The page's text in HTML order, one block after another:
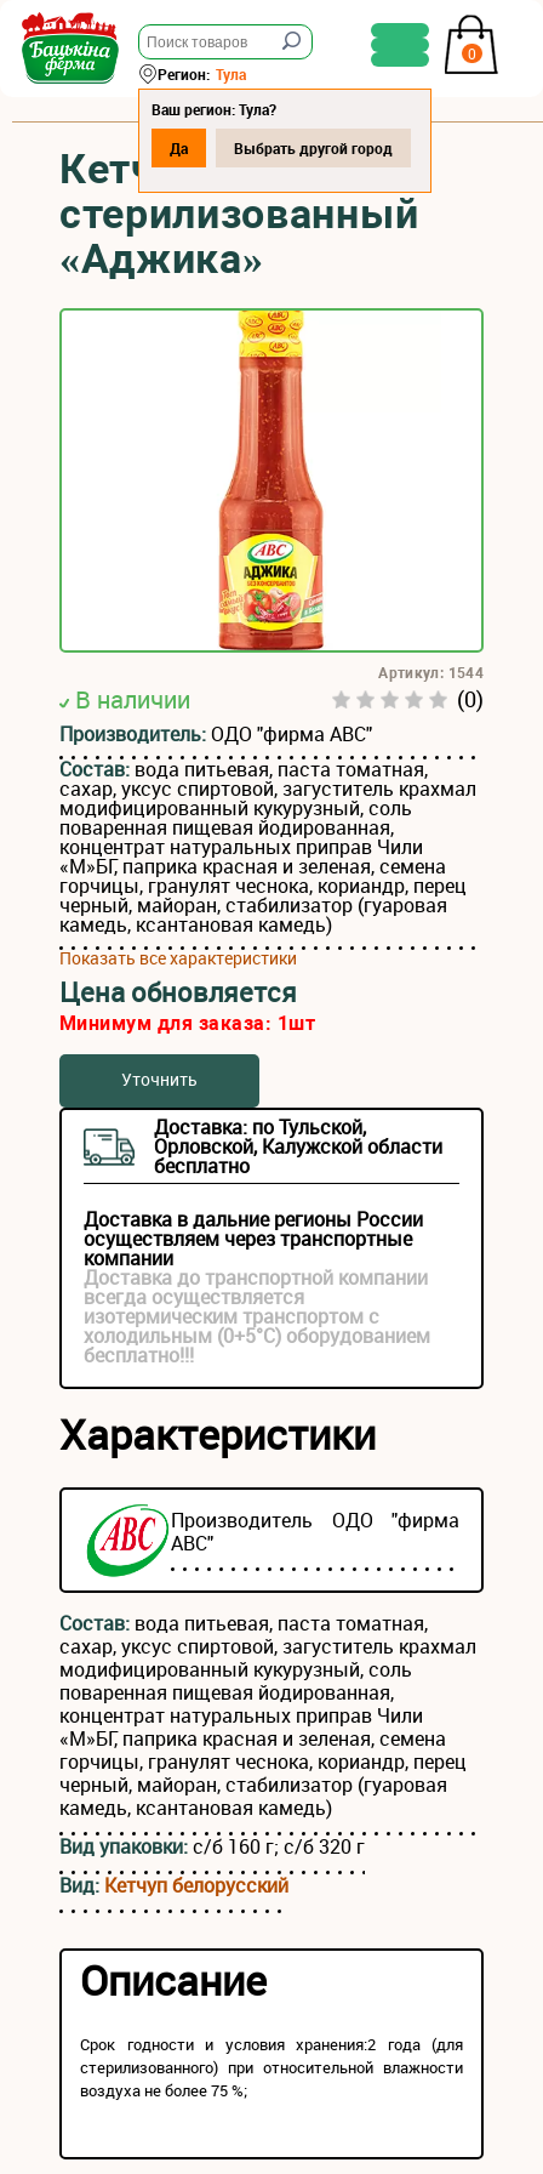
0
Регион: Тула
Ваш регион: Тула?
Да
Выбрать другой город
Кетчуп
стерилизованный
«Аджика»
В наличии (0)
Артикул: 1544
Производитель:ОДО "фирма АВС"
Состав: вода питьевая, паста томатная,
сахар, уксус спиртовой, загуститель крахмал
модифицированный кукурузный, соль
поваренная пищевая йодированная,
концентрат натуральных приправ Чили
«М»БГ, паприка красная и зеленая, семена
горчицы, гранулят чеснока, кориандр, перец
черный, майоран, стабилизатор (гуаровая
камедь, ксантановая камедь)
Показать все характеристики
Цена обновляется
Минимум для заказа: 1шт
Уточнить
Доставка: по Тульской,
Орловской, Калужской области
бесплатно
Доставка в дальние регионы России
осуществляем через транспортные
компании
Доставка до транспортной компании
всегда осуществляется
изотермическим транспортом с
холодильным (0+5°С) оборудованием
бесплатно!!!
Характеристики
Производитель ОДО "фирма
АВС"
Состав: вода питьевая, паста томатная,
сахар, уксус спиртовой, загуститель крахмал
модифицированный кукурузный, соль
поваренная пищевая йодированная,
концентрат натуральных приправ Чили
«М»БГ, паприка красная и зеленая, семена
горчицы, гранулят чеснока, кориандр, перец
черный, майоран, стабилизатор (гуаровая
камедь, ксантановая камедь)
Вид упаковки:с/б 160 г; с/б 320 г
Вид: Кетчуп белорусский
Описание
Срок годности и условия хранения:2 года (для
стерилизованного) при относительной влажности
воздуха не более 75 %;